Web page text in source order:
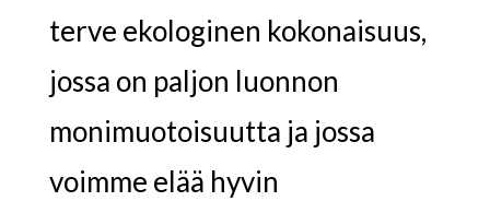
terve ekologinen kokonaisuus,
jossa on paljon luonnon
monimuotoisuutta ja jossa
voimme elää hyvin